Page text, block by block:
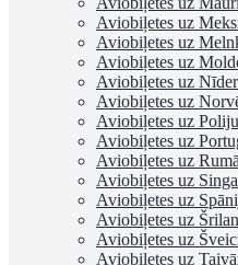
Aviobiļetes uz
Aviobiļetes uz
Aviobiļetes uz
Aviobiļetes uz
Aviobiļetes uz
Aviobiļetes uz Poliju
Aviobiļetes uz
Aviobiļetes uz
Aviobiļetes uz
Aviobiļetes uz
Aviobiļetes uz
Aviobiļetes uz
Aviobiļetes uz